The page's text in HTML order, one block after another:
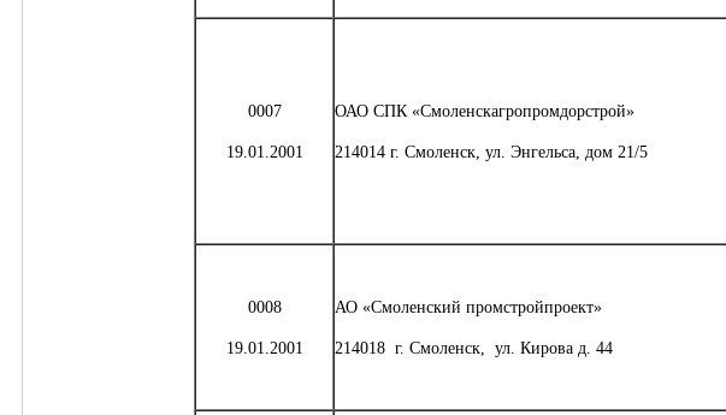
0007
19.01.2001
ОАО СПК «Смоленскагропромдорстрой»
214014 г. Смоленск, ул. Энгельса, дом 21/5
0008
19.01.2001
АО «Смоленский промстройпроект»
214018 г. Смоленск, ул. Кирова д. 44